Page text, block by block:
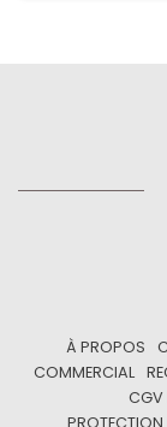
À PROPOS
COMMERCIAL
CGV
PROTECTION